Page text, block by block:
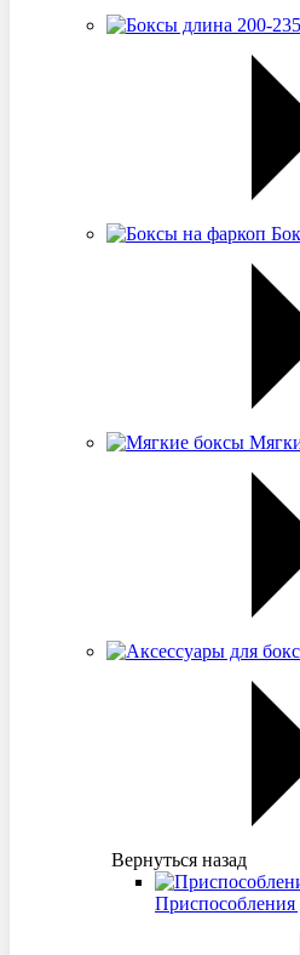
Вернуться назад
Приспособления